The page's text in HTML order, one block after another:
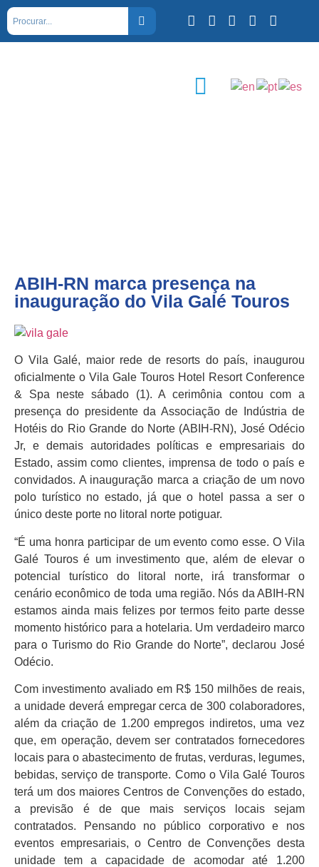
ABIH-RN marca presença na
inauguração do Vila Galé Touros
O Vila Galé, maior rede de resorts do país, inaugurou
oficialmente o Vila Gale Touros Hotel Resort Conference
& Spa neste sábado (1). A cerimônia contou com a
presença do presidente da Associação de Indústria de
Hotéis do Rio Grande do Norte (ABIH-RN), José Odécio
Jr, e demais autoridades políticas e empresariais do
Estado, assim como clientes, imprensa de todo o país e
convidados. A inauguração marca a criação de um novo
polo turístico no estado, já que o hotel passa a ser o
único deste porte no litoral norte potiguar.
“É uma honra participar de um evento como esse. O Vila
Galé Touros é um investimento que, além de elevar o
potencial turístico do litoral norte, irá transformar o
cenário econômico de toda uma região. Nós da ABIH-RN
estamos ainda mais felizes por termos feito parte desse
momento histórico para a hotelaria. Um verdadeiro marco
para o Turismo do Rio Grande do Norte”, declarou José
Odécio.
Com investimento avaliado em R$ 150 milhões de reais,
a unidade deverá empregar cerca de 300 colaboradores,
além da criação de 1.200 empregos indiretos, uma vez
que, em operação, devem ser contratados fornecedores
locais para o abastecimento de frutas, verduras, legumes,
bebidas, serviço de transporte. Como o Vila Galé Touros
terá um dos maiores Centros de Convenções do estado,
a previsão é de que mais serviços locais sejam
contratados. Pensando no público corporativo e nos
eventos empresariais, o Centro de Convenções desta
unidade tem a capacidade de acomodar até 1.200